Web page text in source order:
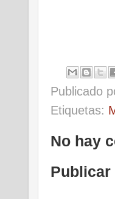
Publicado
Etiquetas:
No hay
Publicar